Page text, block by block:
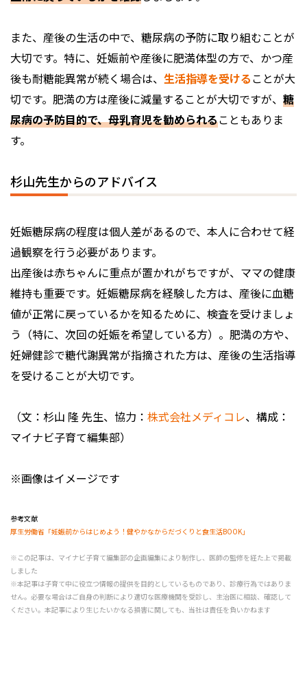
また、産後の生活の中で、糖尿病の予防に取り組むことが
大切です。特に、妊娠前や産後に肥満体型の方で、かつ産
後も耐糖能異常が続く場合は、 生活指導を受けることが大
切です。肥満の方は産後に減量することが大切ですが、 糖
尿病の予防目的で、母乳育児を勧められることもありま
す。
杉山先生からのアドバイス
妊娠糖尿病の程度は個人差があるので、本人に合わせて経
過観察を行う必要があります。
出産後は赤ちゃんに重点が置かれがちですが、ママの健康
維持も重要です。妊娠糖尿病を経験した方は、産後に血糖
値が正常に戻っているかを知るために、検査を受けましょ
う（特に、次回の妊娠を希望している方）。肥満の方や、
妊婦健診で糖代謝異常が指摘された方は、産後の生活指導
を受けることが大切です。
（文：杉山 隆 先生、協力： 株式会社メディコレ、構成：
マイナビ子育て編集部）
※画像はイメージです
参考文献
厚生労働省「妊娠前からはじめよう！健やかなからだづくりと食生活BOOK」
※この記事は、マイナビ子育て編集部の企画編集により制作し、医師の監修を経た上で掲載
しました
※本記事は子育て中に役立つ情報の提供を目的としているものであり、診療行為ではありま
せん。必要な場合はご自身の判断により適切な医療機関を受診し、主治医に相談、確認して
ください。本記事により生じたいかなる損害に関しても、当社は責任を負いかねます